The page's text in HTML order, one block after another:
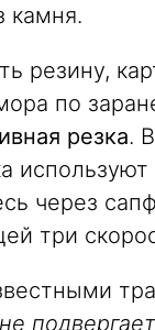
камня.
резину,
по
резка.
используют
через
три